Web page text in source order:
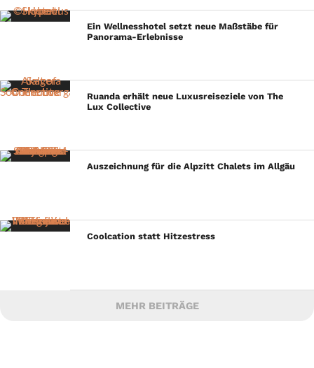
Ein Wellnesshotel setzt neue Maßstäbe für
Panorama-Erlebnisse
Ruanda erhält neue Luxusreiseziele von The
Lux Collective
Auszeichnung für die Alpzitt Chalets im Allgäu
Coolcation statt Hitzestress
MEHR BEITRÄGE